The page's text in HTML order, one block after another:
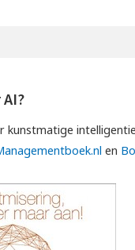
kunstmatige
en